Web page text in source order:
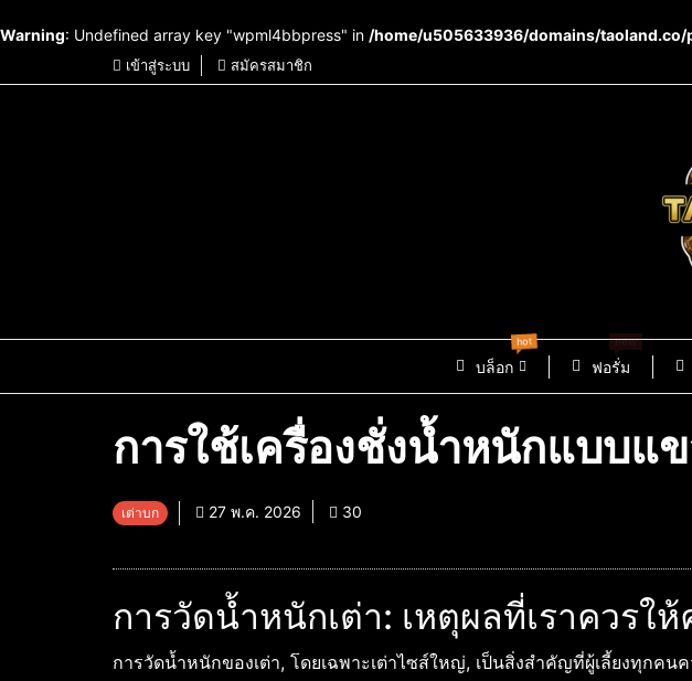
Warning: Undefined array key "wpml4bbpress" in /home/u505633936/domains/
เข้าสู่ระบบ สมัครสมาชิก
บล็อก
hot
ฟอรั่ม
new
การใช้เครื่องชั่งน้ำหนักแบบแ
เต่าบก 27 พ.ค. 2026 30
การวัดน้ำหนักเต่า: เหตุผลที่เราควรใ
การวัดน้ำหนักของเต่า, โดยเฉพาะเต่าไซส์ใหญ่, เป็นสิ่งสำคัญที่ผู้เลี้ยงทุกคน